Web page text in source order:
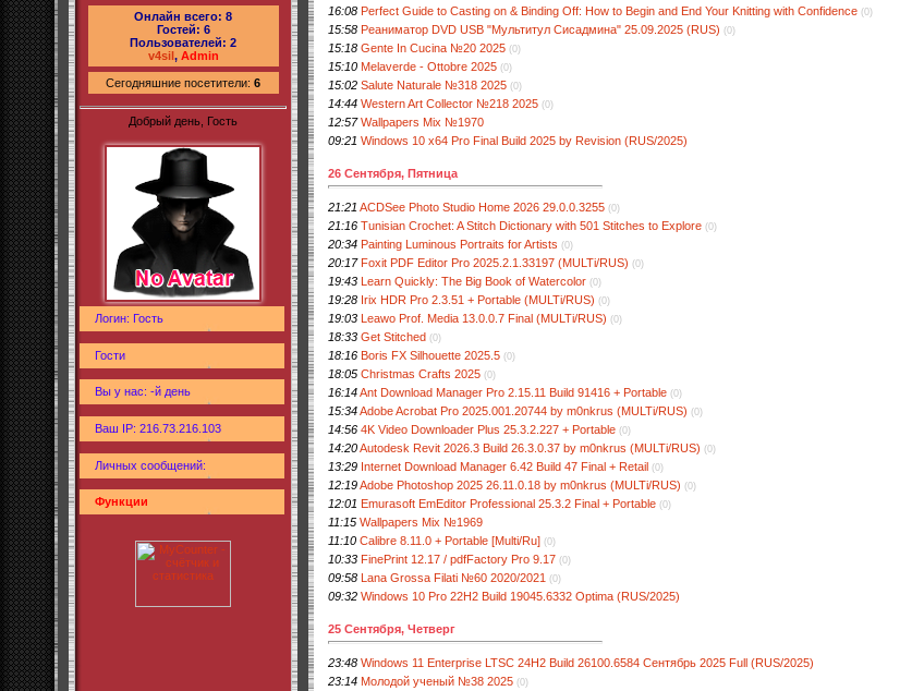
Онлайн всего: 8
Гостей: 6
Пользователей: 2
v4sil, Admin
Сегодняшние посетители: 6
Добрый день, Гость
Логин: Гость
Гости
Вы у нас: -й день
Ваш IP: 216.73.216.103
Личных сообщений:
Функции
16:08 Perfect Guide to Casting on & Binding Off: How to Begin and End Your Knitting with Confidence (0)
15:58 Реаниматор DVD USB "Мультитул Сисадмина" 25.09.2025 (RUS) (0)
15:18 Gente In Cucina №20 2025 (0)
15:10 Melaverde - Ottobre 2025 (0)
15:02 Salute Naturale №318 2025 (0)
14:44 Western Art Collector №218 2025 (0)
12:57 Wallpapers Mix №1970
09:21 Windows 10 x64 Pro Final Build 2025 by Revision (RUS/2025)
26 Сентября, Пятница
21:21 ACDSee Photo Studio Home 2026 29.0.0.3255 (0)
21:16 Tunisian Crochet: A Stitch Dictionary with 501 Stitches to Explore (0)
20:34 Painting Luminous Portraits for Artists (0)
20:17 Foxit PDF Editor Pro 2025.2.1.33197 (MULTi/RUS) (0)
19:43 Learn Quickly: The Big Book of Watercolor (0)
19:28 Irix HDR Pro 2.3.51 + Portable (MULTi/RUS) (0)
19:03 Leawo Prof. Media 13.0.0.7 Final (MULTi/RUS) (0)
18:33 Get Stitched (0)
18:16 Boris FX Silhouette 2025.5 (0)
18:05 Christmas Crafts 2025 (0)
16:14Ant Download Manager Pro 2.15.11 Build 91416 + Portable (0)
15:34Adobe Acrobat Pro 2025.001.20744 by m0nkrus (MULTi/RUS) (0)
14:56 4K Video Downloader Plus 25.3.2.227 + Portable (0)
14:20Autodesk Revit 2026.3 Build 26.3.0.37 by m0nkrus (MULTi/RUS) (0)
13:29 Internet Download Manager 6.42 Build 47 Final + Retail (0)
12:19Adobe Photoshop 2025 26.11.0.18 by m0nkrus (MULTi/RUS) (0)
12:01 Emurasoft EmEditor Professional 25.3.2 Final + Portable (0)
11:15 Wallpapers Mix №1969
11:10 Calibre 8.11.0 + Portable [Multi/Ru] (0)
10:33 FinePrint 12.17 / pdfFactory Pro 9.17 (0)
09:58 Lana Grossa Filati №60 2020/2021 (0)
09:32 Windows 10 Pro 22H2 Build 19045.6332 Optima (RUS/2025)
25 Сентября, Четверг
23:48 Windows 11 Enterprise LTSC 24H2 Build 26100.6584 Сентябрь 2025 Full (RUS/2025)
23:14 Молодой ученый №38 2025 (0)